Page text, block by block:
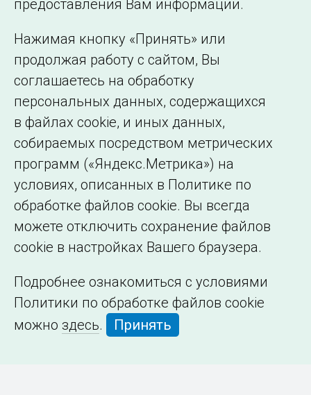
представительства
Сведения об
образовательной
организации
предоставления Вам информации.
Нажимая кнопку «Принять» или
продолжая работу с сайтом, Вы
соглашаетесь на обработку
персональных данных, содержащихся
в файлах cookie, и иных данных,
собираемых посредством метрических
программ («Яндекс.Метрика») на
условиях, описанных в Политике по
обработке файлов cookie. Вы всегда
можете отключить сохранение файлов
cookie в настройках Вашего браузера.
Подробнее ознакомиться с условиями
Политики по обработке файлов cookie
можно здесь. Принять